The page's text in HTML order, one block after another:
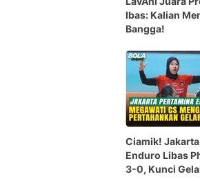
Ibas: Kalian
Bangga!
Ciamik!
Enduro Libas
3-0, Kunci